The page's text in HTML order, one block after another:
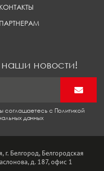
КОНТАКТЫ
ПАРТНЕРАМ
новости!
соглашаетесь с Политикой
данных
Белгород, Белгородская
д. 187, офис 1